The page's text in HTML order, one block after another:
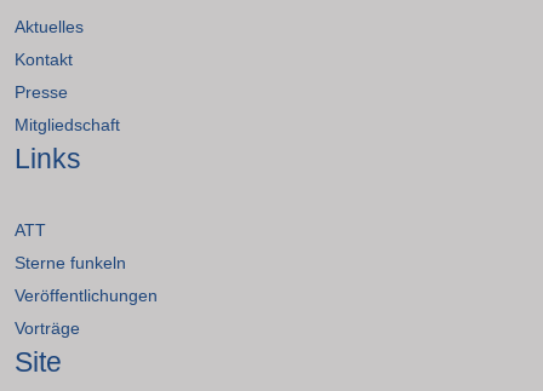
Aktuelles
Kontakt
Presse
Mitgliedschaft
Links
ATT
Sterne funkeln
Veröffentlichungen
Vorträge
Site